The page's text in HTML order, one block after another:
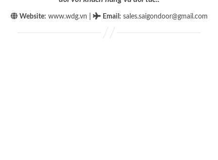
Website: www.wdg.vn Email : sales.saigondoor@gmail.com